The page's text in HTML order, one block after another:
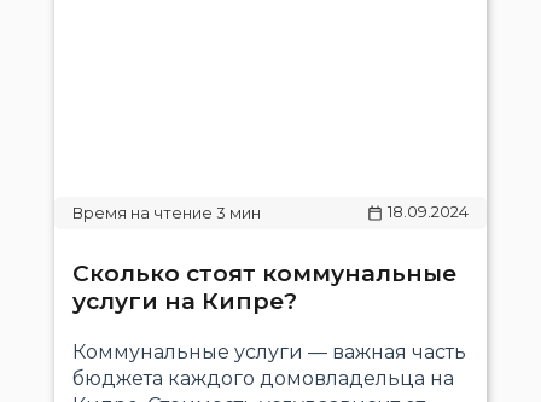
18.09.2024
Сколько стоят коммунальные
услуги на Кипре?
Коммунальные услуги — важная часть
бюджета каждого домовладельца на